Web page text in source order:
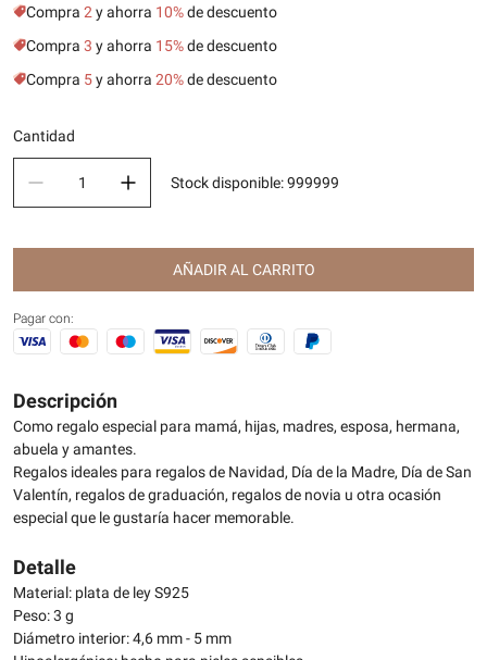
Compra 2 y ahorra 10%de descuento
Compra 3 y ahorra 15%de descuento
Compra 5y ahorra 20%de descuento
Cantidad
Stock disponible:999999
AÑADIR AL CARRITO
Pagar con:
Descripción
Como regalo especial para mamá, hijas, madres, esposa, hermana,
abuela y amantes.
Regalos ideales para regalos de Navidad, Día de la Madre, Día de San
Valentín, regalos de graduación, regalos de novia u otra ocasión
especial que le gustaría hacer memorable.
Detalle
Material: plata de ley S925
Peso: 3 g
Diámetro interior: 4,6 mm - 5 mm